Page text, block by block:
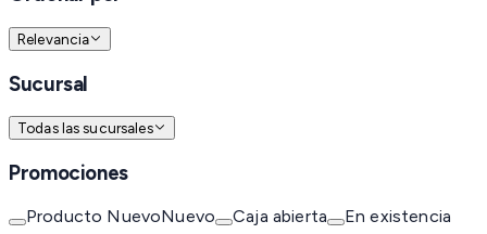
Relevancia
Sucursal
Todas las sucursales
Promociones
Producto NuevoNuevo Caja abierta En existencia